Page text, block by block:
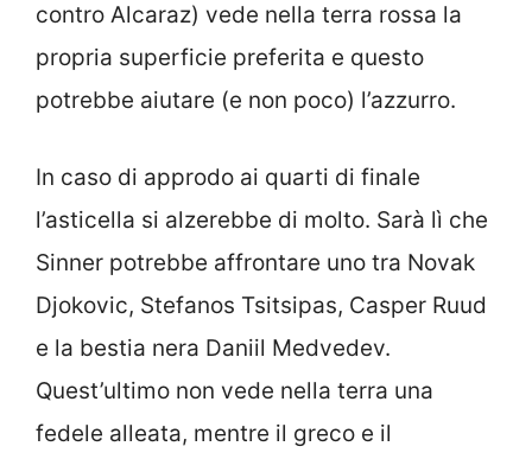
contro Alcaraz) vede nella terra rossa la
propria superficie preferita e questo
potrebbe aiutare (e non poco) l’azzurro.
In caso di approdo ai quarti di finale
l’asticella si alzerebbe di molto. Sarà lì che
Sinner potrebbe affrontare uno tra Novak
Djokovic, Stefanos Tsitsipas, Casper Ruud
e la bestia nera Daniil Medvedev.
Quest’ultimo non vede nella terra una
fedele alleata, mentre il greco e il